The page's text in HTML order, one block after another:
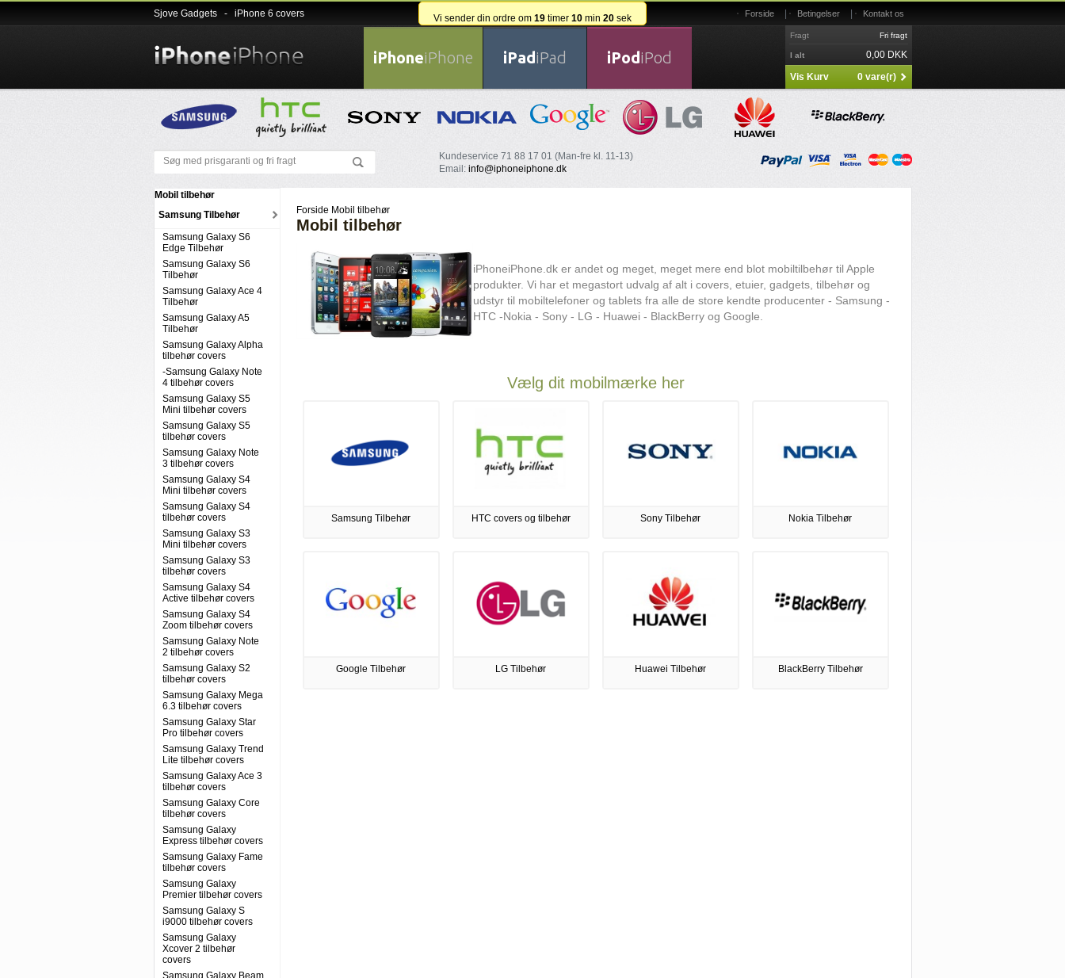
Sjove Gadgets- iPhone 6 covers Vi sender din ordre om 19timer 10min 19sek Forside Betingelser Kontakt os
Mobil tilbehør
Samsung Tilbehør
Samsung Galaxy S6
Edge Tilbehør
Samsung Galaxy S6
Tilbehør
Samsung Galaxy Ace 4
Tilbehør
Samsung Galaxy A5
Tilbehør
Samsung Galaxy Alpha
tilbehør covers
-Samsung Galaxy Note
4 tilbehør covers
Samsung Galaxy S5
Mini tilbehør covers
Samsung Galaxy S5
tilbehør covers
Samsung Galaxy Note
3 tilbehør covers
Samsung Galaxy S4
Mini tilbehør covers
Samsung Galaxy S4
tilbehør covers
Samsung Galaxy S3
Mini tilbehør covers
Samsung Galaxy S3
tilbehør covers
Samsung Galaxy S4
Active tilbehør covers
Samsung Galaxy S4
Zoom tilbehør covers
Samsung Galaxy Note
2 tilbehør covers
Samsung Galaxy S2
tilbehør covers
Samsung Galaxy Mega
6.3 tilbehør covers
Samsung Galaxy Star
Pro tilbehør covers
Samsung Galaxy Trend
Lite tilbehør covers
Samsung Galaxy Ace 3
tilbehør covers
Samsung Galaxy Core
tilbehør covers
Samsung Galaxy
Express tilbehør covers
Samsung Galaxy Fame
tilbehør covers
Samsung Galaxy
Premier tilbehør covers
Samsung Galaxy S
i9000 tilbehør covers
Samsung Galaxy
Xcover 2 tilbehør
covers
Samsung Galaxy Beam
iPhoneiPhone iPadiPad iPodiPod
Fragt Fri fragt
I alt
0,00 DKK
Vis Kurv
0 vare(r)
Kundeservice 71 88 17 01 (Man-fre kl. 11-13)
Email: info@iphoneiphone.dk
Forside Mobil tilbehør
Mobil tilbehør
iPhoneiPhone.dk er andet og meget, meget mere end blot mobiltilbehør til Apple
produkter. Vi har et megastort udvalg af alt i covers, etuier, gadgets, tilbehør og
udstyr til mobiltelefoner og tablets fra alle de store kendte producenter - Samsung -
HTC -Nokia - Sony - LG - Huawei - BlackBerry og Google.
Vælg dit mobilmærke her
Samsung Tilbehør HTC covers og tilbehør Sony Tilbehør Nokia Tilbehør
Google Tilbehør LG Tilbehør Huawei Tilbehør BlackBerry Tilbehør